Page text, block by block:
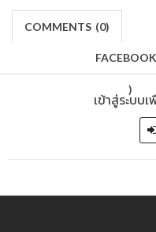
COMMENTS (0)
FACEBOOK
)
เข้าสู่ระบบ